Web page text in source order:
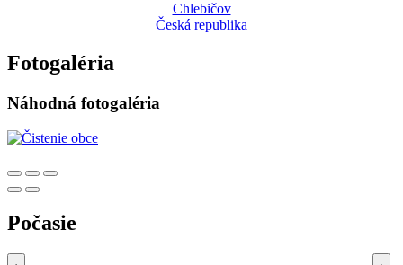
Chlebičov
Česká republika
Fotogaléria
Náhodná fotogaléria
Počasie